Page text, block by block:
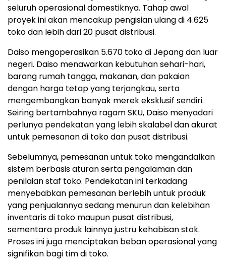
seluruh operasional domestiknya. Tahap awal
proyek ini akan mencakup pengisian ulang di 4.625
toko dan lebih dari 20 pusat distribusi.
Daiso mengoperasikan 5.670 toko di Jepang dan luar
negeri. Daiso menawarkan kebutuhan sehari-hari,
barang rumah tangga, makanan, dan pakaian
dengan harga tetap yang terjangkau, serta
mengembangkan banyak merek eksklusif sendiri.
Seiring bertambahnya ragam SKU, Daiso menyadari
perlunya pendekatan yang lebih skalabel dan akurat
untuk pemesanan di toko dan pusat distribusi.
Sebelumnya, pemesanan untuk toko mengandalkan
sistem berbasis aturan serta pengalaman dan
penilaian staf toko. Pendekatan ini terkadang
menyebabkan pemesanan berlebih untuk produk
yang penjualannya sedang menurun dan kelebihan
inventaris di toko maupun pusat distribusi,
sementara produk lainnya justru kehabisan stok.
Proses ini juga menciptakan beban operasional yang
signifikan bagi tim di toko.